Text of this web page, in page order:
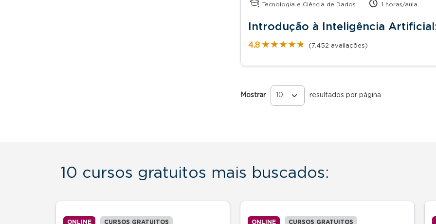
Tecnologia e Ciência de Dados 1 horas/aula
Introdução à Inteligência
4.8 ★★★★★
★★★★★ (7.452 avaliações)
Mostrar resultados por página
Páginas
10 cursos gratuitos mais buscados:
ONLINE CURSOS GRATUITOS ONLINE CURSOS GRATUITOS